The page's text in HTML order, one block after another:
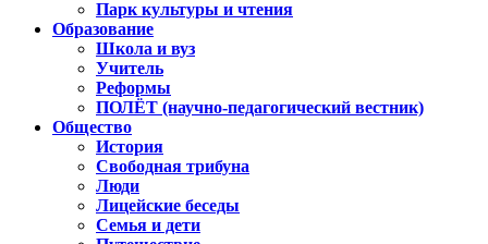
Парк культуры и чтения
Образование
Школа и вуз
Учитель
Реформы
ПОЛЁТ (научно-педагогический вестник)
Общество
История
Свободная трибуна
Люди
Лицейские беседы
Семья и дети